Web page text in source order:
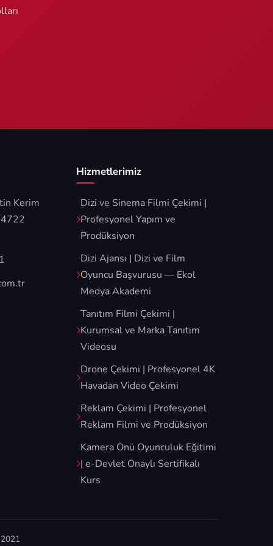
Kerim
Hizmetlerimiz
Dizi ve Sinema Filmi Çekimi |
Profesyonel Yapım ve
Prodüksiyon
Dizi Ajansı | Dizi ve Film
Oyuncu Başvurusu — Ekol
Medya Akademi
Tanıtım Filmi Çekimi |
Kurumsal ve Marka Tanıtım
Videosu
Drone Çekimi | Profesyonel 4K
Havadan Video Çekimi
Reklam Çekimi | Profesyonel
Reklam Filmi ve Prodüksiyon
Kamera Önü Oyunculuk Eğitimi
| e-Devlet Onaylı Sertifikalı
Kurs